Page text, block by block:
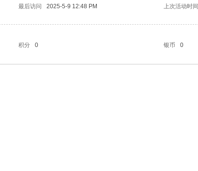
最后访问 2025-5-9 12:48 PM 上次活动时间
积分 0 银币 0